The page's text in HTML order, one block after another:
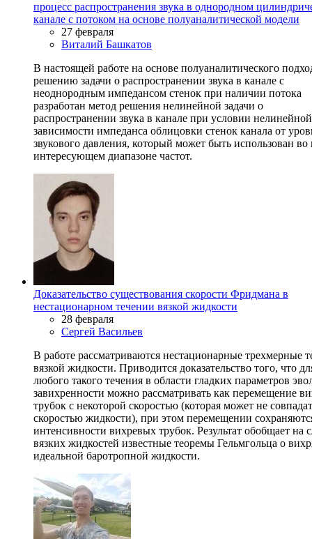
процесс распространения звука в однородном
канале с потоком на основе полуаналитической модели
27 февраля
Виталий Башкатов
В настоящей работе на основе полуаналитического
решению задачи о распространении звука в канале с
неоднородным импедансом стенок при наличии потока
разработан метод решения нелинейной задачи о
распространении звука в канале при условии нелинейной
зависимости импеданса облицовки стенок канала от
звукового давления, который может быть использован во
интересующем диапазоне частот.
Доказательство существования скорости Фридмана в
нестационарном течении вязкой жидкости
28 февраля
Сергей Васильев
В работе рассматриваются нестационарные трехмерные
вязкой жидкости. Приводится доказательство того, что
любого такого течения в области гладких параметров
завихренности можно рассматривать как перемещение
трубок с некоторой скоростью (которая может не
скоростью жидкости), при этом перемещении
интенсивности вихревых трубок. Результат обобщает на
вязких жидкостей известные теоремы Гельмгольца о
идеальной баротропной жидкости.